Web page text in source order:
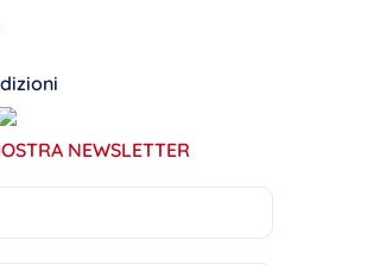
NEWSLETTER